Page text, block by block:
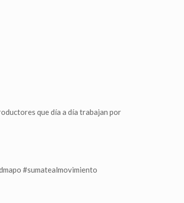
que día a día trabajan por
#sumatealmovimiento